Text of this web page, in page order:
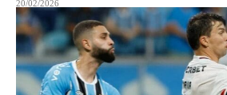
20/02/2026